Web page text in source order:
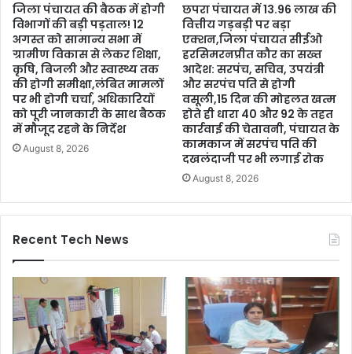
जिला पंचायत की बैठक में होगी
विभागों की बड़ी पड़ताल! 12
अगस्त को सामान्य सभा में
ग्रामीण विकास से लेकर शिक्षा,
कृषि, बिजली और स्वास्थ्य तक
की होगी समीक्षा,लंबित मामलों
पर भी होगी चर्चा, अधिकारियों
को पूरी जानकारी के साथ बैठक
में मौजूद रहने के निर्देश
August 8, 2026
छपरा पंचायत में 13.96 लाख की
वित्तीय गड़बड़ी पर बड़ा
एक्शन,जिला पंचायत सीईओ
हरसिमरनप्रीत कौर का सख्त
आदेश: सरपंच, सचिव, उपयंत्री
और सरपंच पति से होगी
वसूली,15 दिन की मोहलत खत्म
होते ही धारा 40 और 92 के तहत
कार्रवाई की चेतावनी, पंचायत के
कामकाज में सरपंच पति की
दखलंदाजी पर भी लगाई रोक
August 8, 2026
Recent Tech News